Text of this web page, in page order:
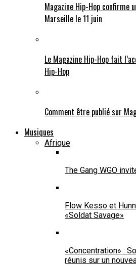
Magazine Hip-Hop confirme
Marseille le 11 juin
Le Magazine Hip-Hop fait
Hip-Hop
Comment être publié sur
Musiques
Afrique
The Gang WGO
Flow Kesso et
«Soldat Savage»
«Concentration» :
réunis sur un